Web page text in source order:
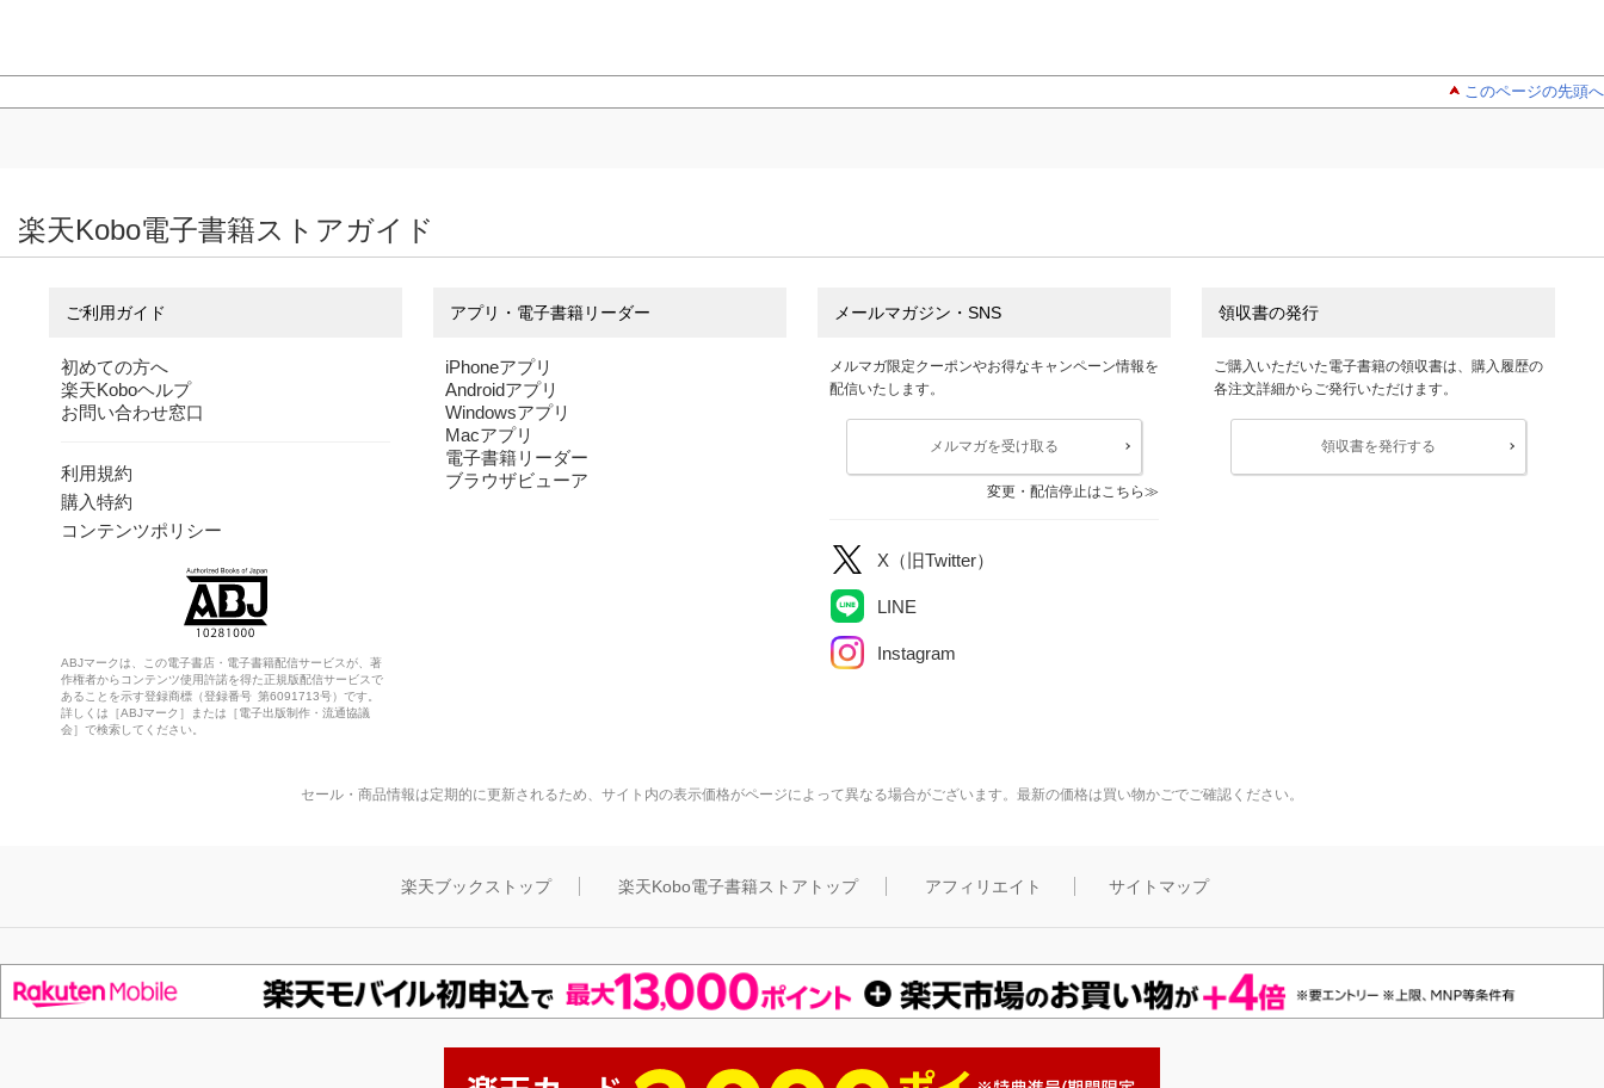
このページの先頭へ
楽天Kobo電子書籍ストアガイド
ご利用ガイド
初めての方へ
楽天Koboヘルプ
お問い合わせ窓口
利用規約
購入特約
コンテンツポリシー
ABJマークは、この電子書店・電子書籍配信サービスが、著
作権者からコンテンツ使用許諾を得た正規版配信サービスで
あることを示す登録商標（登録番号 第6091713号）です。
詳しくは［ABJマーク］または［電子出版制作・流通協議
会］で検索してください。
アプリ・電子書籍リーダー
iPhoneアプリ
Androidアプリ
Windowsアプリ
Macアプリ
電子書籍リーダー
ブラウザビューア
メールマガジン・SNS
メルマガ限定クーポンやお得なキャンペーン情報を
配信いたします。
メルマガを受け取る
変更・配信停止はこちら
X（旧Twitter）
LINE
Instagram
領収書の発行
ご購入いただいた電子書籍の領収書は、購入履歴の
各注文詳細からご発行いただけます。
領収書を発行する
セール・商品情報は定期的に更新されるため、サイト内の表示価格がページによって異なる場合がございます。最新の価格は買い物かごでご確認ください。
楽天ブックストップ 楽天Kobo電子書籍ストアトップ アフィリエイト サイトマップ